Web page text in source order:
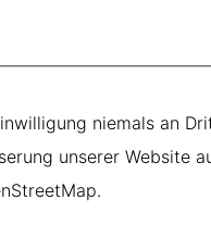
niemals an
unserer Website